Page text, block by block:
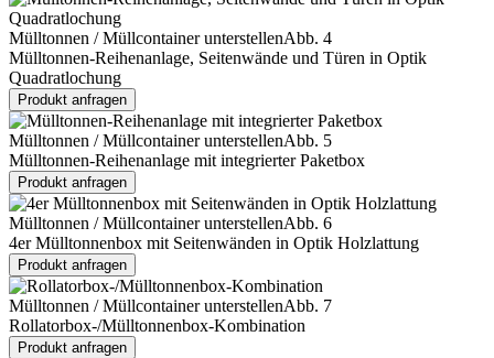
Mülltonnen / Müllcontainer unterstellenAbb. 4
Mülltonnen-Reihenanlage, Seitenwände und Türen in Optik
Quadratlochung
Produkt anfragen
Mülltonnen / Müllcontainer unterstellenAbb. 5
Mülltonnen-Reihenanlage mit integrierter Paketbox
Produkt anfragen
Mülltonnen / Müllcontainer unterstellenAbb. 6
4er Mülltonnenbox mit Seitenwänden in Optik Holzlattung
Produkt anfragen
Mülltonnen / Müllcontainer unterstellenAbb. 7
Rollatorbox-/Mülltonnenbox-Kombination
Produkt anfragen